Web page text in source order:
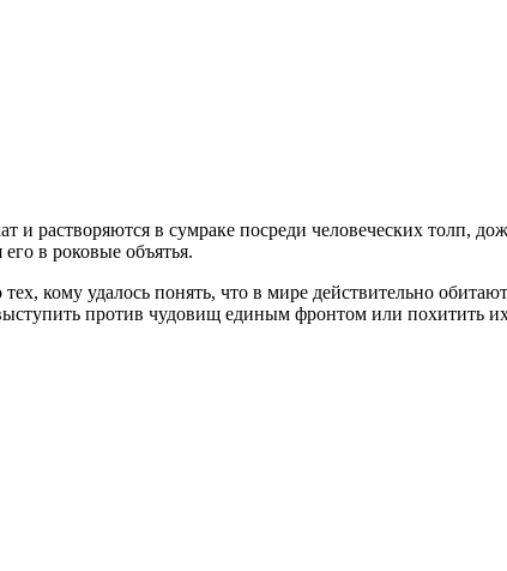
растворяются в сумраке посреди человеческих толп,
в роковые объятья.
кому удалось понять, что в мире действительно
против чудовищ единым фронтом или похитить